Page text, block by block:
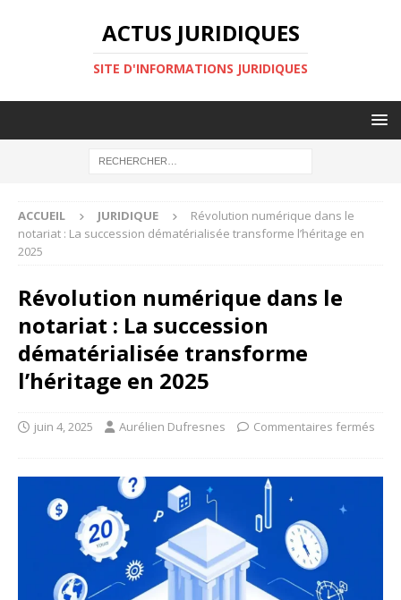
ACTUS JURIDIQUES
SITE D'INFORMATIONS JURIDIQUES
ACCUEIL JURIDIQUE
Révolution numérique dans le
notariat : La succession dématérialisée transforme l’héritage en
2025
Révolution numérique dans le
notariat : La succession
dématérialisée transforme
l’héritage en 2025
juin 4, 2025 Aurélien Dufresnes Commentaires fermés